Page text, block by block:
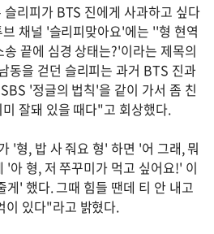
리피가 BTS 진에게 사과하고 싶다
채널 '슬리피맞아요'에는 ''형 현역
끝에 심경 상태는?'이라는 제목의
동을 걷던 슬리피는 과거 BTS 진과
'정글의 법칙'을 같이 가서 좀 친
잘돼 있을 때다"고 회상했다.
'형, 밥 사 줘요 형' 하면 '어 그래, 뭐
'아 형, 저 쭈꾸미가 먹고 싶어요!' 이
게' 했다. 그때 힘들 땐데 티 안 내고
이 있다"라고 밝혔다.